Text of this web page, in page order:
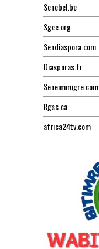
Senebel.be
Sgee.org
Sendiaspora.com
Diasporas.fr
Seneimmigre.com
Rgsc.ca
africa24tv.com